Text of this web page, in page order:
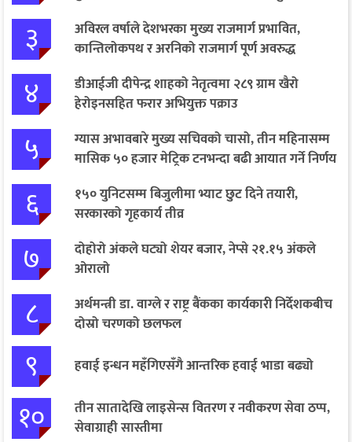
३
अविरल वर्षाले देशभरका मुख्य राजमार्ग प्रभावित,
कान्तिलोकपथ र अरनिको राजमार्ग पूर्ण अवरुद्ध
४
डीआईजी दीपेन्द्र शाहको नेतृत्वमा २८९ ग्राम खैरो
हेरोइनसहित फरार अभियुक्त पक्राउ
५
ग्यास अभावबारे मुख्य सचिवको चासो, तीन महिनासम्म
मासिक ५० हजार मेट्रिक टनभन्दा बढी आयात गर्ने निर्णय
६
१५० युनिटसम्म बिजुलीमा भ्याट छुट दिने तयारी,
सरकारको गृहकार्य तीव्र
७
दोहोरो अंकले घट्यो शेयर बजार, नेप्से २१.१५ अंकले
ओरालो
८
अर्थमन्त्री डा. वाग्ले र राष्ट्र बैंकका कार्यकारी निर्देशकबीच
दोस्रो चरणको छलफल
९ हवाई इन्धन महँगिएसँगै आन्तरिक हवाई भाडा बढ्यो
१०
तीन सातादेखि लाइसेन्स वितरण र नवीकरण सेवा ठप्प,
सेवाग्राही सास्तीमा